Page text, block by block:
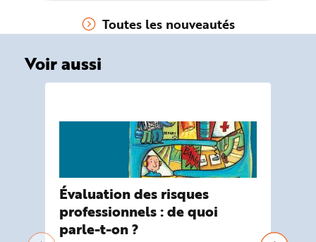
Toutes les nouveautés
Voir aussi
Évaluation des risques
professionnels : de quoi
parle-t-on ?